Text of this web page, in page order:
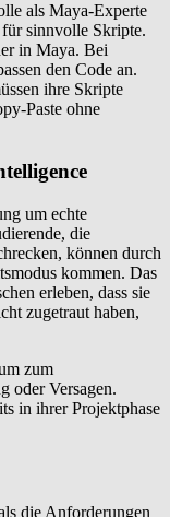
als Maya-Experte
sinnvolle Skripte.
in Maya. Bei
den Code an.
ihre Skripte
Paste ohne
um echte
die
können durch
kommen. Das
erleben, dass sie
zugetraut haben,
zum
oder Versagen.
in ihrer Projektphase
die Anforderungen